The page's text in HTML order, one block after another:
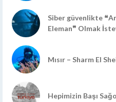
Siber güvenlikte
Eleman❞ Olmak
Mısır – Sharm El
Hepimizin Başı